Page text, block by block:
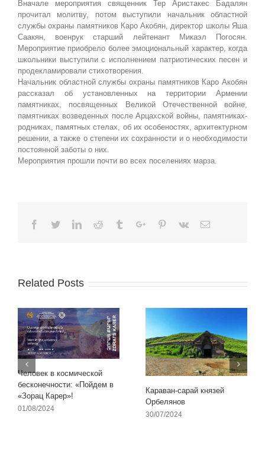
Вначале мероприятия священник Тер Аристакес Бадалян
прочитал молитву, потом выступили начальник областной
службы охраны памятников Каро Акобян, директор школы Яша
Саакян, военрук старший лейтенант Микаэл Погосян.
Мероприятие приобрело более эмоциональный характер, когда
школьники выступили с исполнением патриотических песен и
продекламировали стихотворения.
Начальник областной службы охраны памятников Каро Акобян
рассказал об установленных на территории Армении
памятниках, посвященных Великой Отечественной войне,
памятниках возведенных после Арцахской войны, памятниках-
родниках, памятных стелах, об их особеностях, архитектурном
решении, а также о степени их сохранности и о необходимости
постоянной заботы о них.
Мероприятия прошли почти во всех поселениях марза.
Facebook
TwitterLinkedinReddit TumblrGoogle+Pinterest
Vk Email
Related Posts
Человек в космической
бесконечности: «Пойдем в
«Зорац Карер»!
01/08/2024
Караван-сарай князей
Орбелянов
30/07/2024